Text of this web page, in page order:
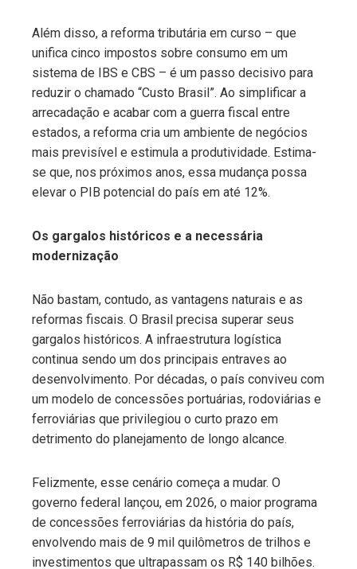
Além disso, a reforma tributária em curso – que
unifica cinco impostos sobre consumo em um
sistema de IBS e CBS – é um passo decisivo para
reduzir o chamado “Custo Brasil”. Ao simplificar a
arrecadação e acabar com a guerra fiscal entre
estados, a reforma cria um ambiente de negócios
mais previsível e estimula a produtividade. Estima-
se que, nos próximos anos, essa mudança possa
elevar o PIB potencial do país em até 12%.
Os gargalos históricos e a necessária
modernização
Não bastam, contudo, as vantagens naturais e as
reformas fiscais. O Brasil precisa superar seus
gargalos históricos. A infraestrutura logística
continua sendo um dos principais entraves ao
desenvolvimento. Por décadas, o país conviveu com
um modelo de concessões portuárias, rodoviárias e
ferroviárias que privilegiou o curto prazo em
detrimento do planejamento de longo alcance.
Felizmente, esse cenário começa a mudar. O
governo federal lançou, em 2026, o maior programa
de concessões ferroviárias da história do país,
envolvendo mais de 9 mil quilômetros de trilhos e
investimentos que ultrapassam os R$ 140 bilhões.